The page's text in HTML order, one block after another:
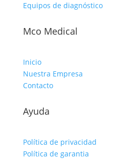
Equipos de diagnóstico
Mco Medical
Inicio
Nuestra Empresa
Contacto
Ayuda
Política de privacidad
Política de garantia